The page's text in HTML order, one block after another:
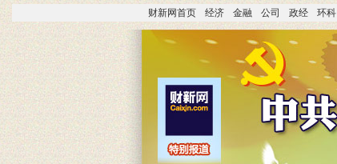
财新网首页 经济 金融 公司 政经 环科